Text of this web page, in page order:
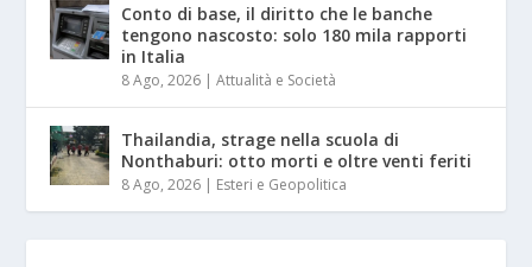
Conto di base, il diritto che le banche
tengono nascosto: solo 180 mila rapporti
in Italia
8 Ago, 2026 |Attualità e Società
Thailandia, strage nella scuola di
Nonthaburi: otto morti e oltre venti feriti
8 Ago, 2026 | Esteri e Geopolitica